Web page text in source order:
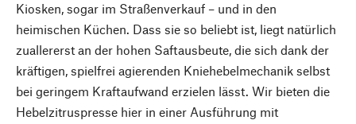
Kiosken, sogar im Straßenverkauf – und in den
heimischen Küchen. Dass sie so beliebt ist, liegt natürlich
zuallererst an der hohen Saftausbeute, die sich dank der
kräftigen, spielfrei agierenden Kniehebelmechanik selbst
bei geringem Kraftaufwand erzielen lässt. Wir bieten die
Hebelzitruspresse hier in einer Ausführung mit